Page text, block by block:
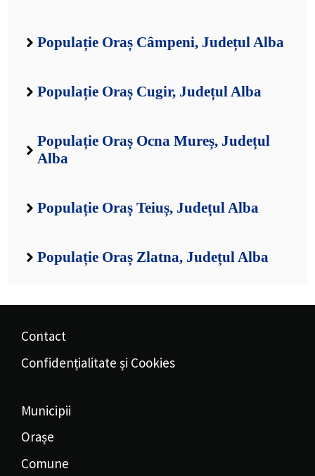
Populație Oraș Câmpeni, Județul Alba
Populație Oraș Cugir, Județul Alba
Populație Oraș Ocna Mureș, Județul
Alba
Populație Oraș Teiuș, Județul Alba
Populație Oraș Zlatna, Județul Alba
Contact
Confidențialitate și Cookies
Municipii
Orașe
Comune